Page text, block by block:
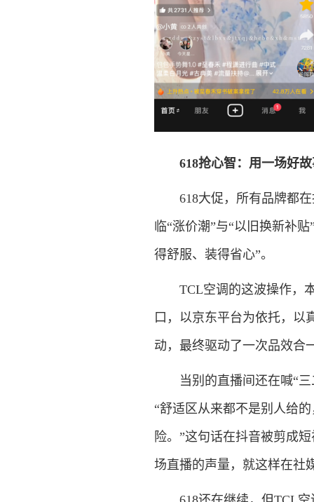
618抢心智：用一场好
618大促，所有品牌都在
临“涨价潮”与“以旧换新补
得舒服、装得省心”。
TCL空调的这波操作，本
口，以京东平台为依托，
动，最终驱动了一次品效合
当别的直播间还在喊“三
“舒适区从来都不是别人给
险。”这句话在抖音被剪成
场直播的声量，就这样在社